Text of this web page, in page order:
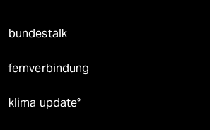
bundestalk
fernverbindung
klima update°